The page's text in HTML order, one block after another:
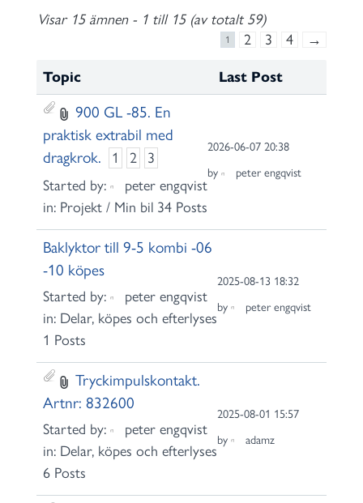
c
o
r
Visar 15 ämnen - 1 till 15 (av totalt 59)
1 2 3 4 →
Topic Last Post
900 GL -85. En
praktisk extrabil med
dragkrok.
1 2
3
Started by:
peter engqvist
in: Projekt / Min bil 34 Posts
2026-06-07 20:38
by
peter engqvist
Baklyktor till 9-5 kombi -06
-10 köpes
Started by:
peter engqvist
in: Delar, köpes och efterlyses
1 Posts
2025-08-13 18:32
by
peter engqvist
Tryckimpulskontakt.
Artnr: 832600
Started by:
peter engqvist
in: Delar, köpes och efterlyses
6 Posts
2025-08-01 15:57
by
adamz